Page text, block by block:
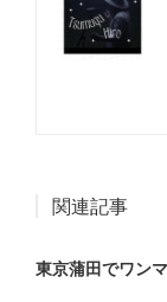
関連記事
東京蒲田でワン